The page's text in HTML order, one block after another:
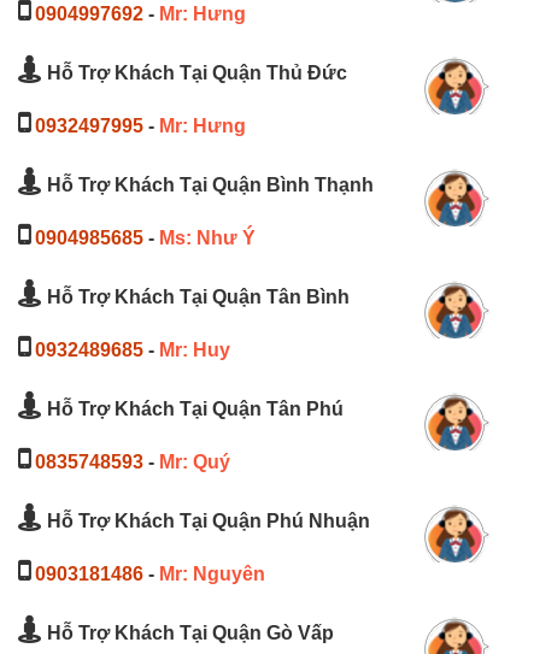
0904997692 - Mr: Hưng
Hỗ Trợ Khách Tại Quận Thủ Đức
0932497995 - Mr: Hưng
Hỗ Trợ Khách Tại Quận Bình Thạnh
0904985685 - Ms: Như Ý
Hỗ Trợ Khách Tại Quận Tân Bình
0932489685 - Mr: Huy
Hỗ Trợ Khách Tại Quận Tân Phú
0835748593 - Mr: Quý
Hỗ Trợ Khách Tại Quận Phú Nhuận
0903181486 - Mr: Nguyên
Hỗ Trợ Khách Tại Quận Gò Vấp